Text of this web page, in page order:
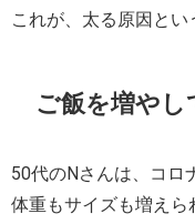
これが、太る原因とい
ご飯を増や
50代のNさんは、コロ
体重もサイズも増えら